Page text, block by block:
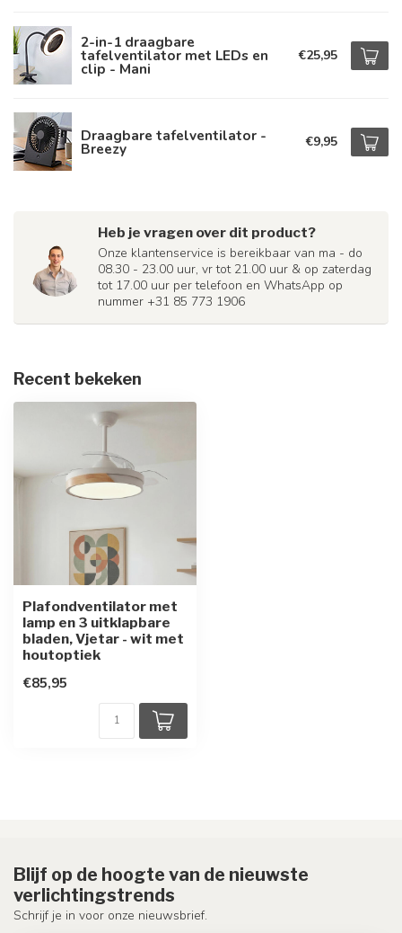
2-in-1 draagbare
tafelventilator met LEDs en
clip - Mani
€25,95
Draagbare tafelventilator -
Breezy €9,95
Heb je vragen over dit product?
Onze klantenservice is bereikbaar van ma - do
08.30 - 23.00 uur, vr tot 21.00 uur & op zaterdag
tot 17.00 uur per telefoon en WhatsApp op
nummer +31 85 773 1906
Recent bekeken
Plafondventilator met
lamp en 3 uitklapbare
bladen, Vjetar - wit met
houtoptiek
€85,95
Blijf op de hoogte van de nieuwste
verlichtingstrends
Schrijf je in voor onze nieuwsbrief.